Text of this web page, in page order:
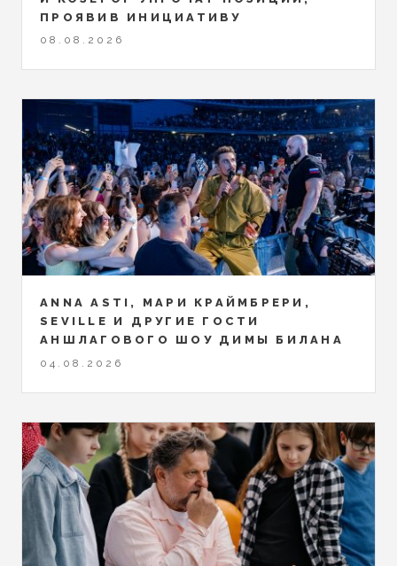
ПРОЯВИВ ИНИЦИАТИВУ
08.08.2026
ANNA ASTI, МАРИ КРАЙМБРЕРИ,
SEVILLE И ДРУГИЕ ГОСТИ
АНШЛАГОВОГО ШОУ ДИМЫ БИЛАНА
04.08.2026